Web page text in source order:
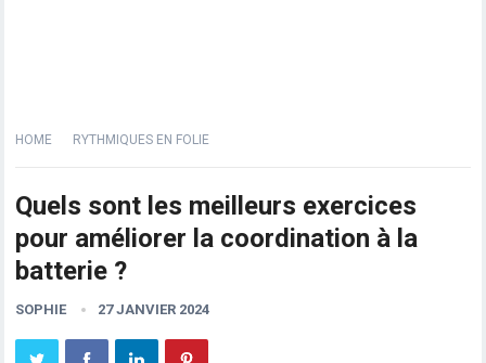
HOME RYTHMIQUES EN FOLIE
Quels sont les meilleurs exercices
pour améliorer la coordination à la
batterie ?
SOPHIE 27 JANVIER 2024